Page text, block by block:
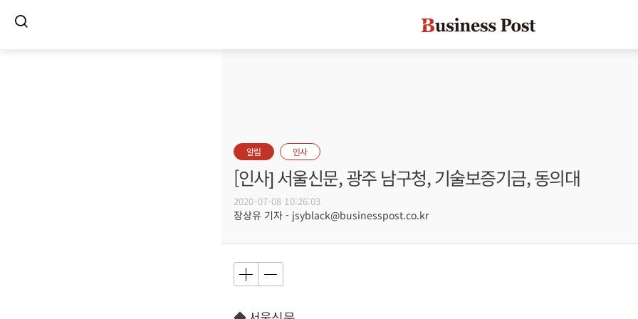
알림 인사
[인사] 서울신문, 광주 남구청, 기술보증기금, 동의대
2020-07-08 10:26:03
장상유 기자 - jsyblack@businesspost.co.kr